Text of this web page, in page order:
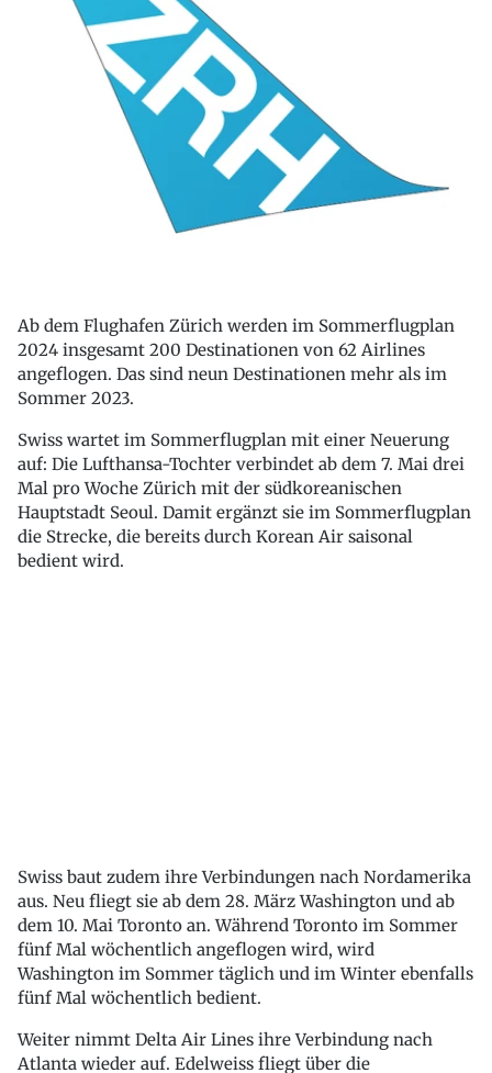
Ab dem Flughafen Zürich werden im Sommerflugplan
2024 insgesamt 200 Destinationen von 62 Airlines
angeflogen. Das sind neun Destinationen mehr als im
Sommer 2023.
Swiss wartet im Sommerflugplan mit einer Neuerung
auf: Die Lufthansa-Tochter verbindet ab dem 7. Mai drei
Mal pro Woche Zürich mit der südkoreanischen
Hauptstadt Seoul. Damit ergänzt sie im Sommerflugplan
die Strecke, die bereits durch Korean Air saisonal
bedient wird.
Swiss baut zudem ihre Verbindungen nach Nordamerika
aus. Neu fliegt sie ab dem 28. März Washington und ab
dem 10. Mai Toronto an. Während Toronto im Sommer
fünf Mal wöchentlich angeflogen wird, wird
Washington im Sommer täglich und im Winter ebenfalls
fünf Mal wöchentlich bedient.
Weiter nimmt Delta Air Lines ihre Verbindung nach
Atlanta wieder auf. Edelweiss fliegt über die